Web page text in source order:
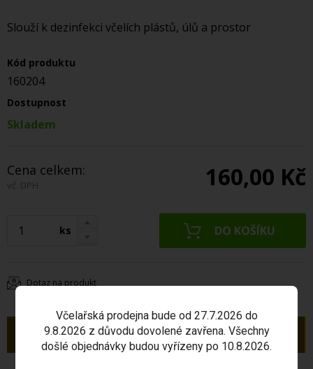
Slouží k dezinfekci včelích plástů, úlů a prostor
Kód produktu
160204
Dostupnost
Skladem
Cena celkem:
vč. DPH 160,00 Kč
ks
Dotaz na produkt
Popis
Včelařská prodejna bude od 27.7.2026 do
9.8.2026 z důvodu dovolené zavřena. Všechny
došlé objednávky budou vyřízeny po 10.8.2026.